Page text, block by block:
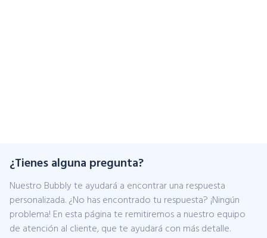
¿Tienes alguna pregunta?
Nuestro Bubbly te ayudará a encontrar una respuesta
personalizada. ¿No has encontrado tu respuesta? ¡Ningún
problema! En esta página te remitiremos a nuestro equipo
de atención al cliente, que te ayudará con más detalle.